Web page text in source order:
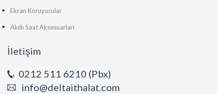
Ekran Koruyucular
Akıllı Saat Aksesuarları
İletişim
0212 511 6210 (Pbx)
info@deltaithalat.com